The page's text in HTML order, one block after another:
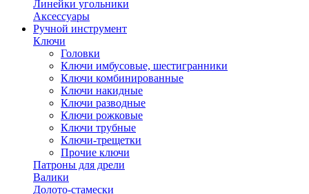
Линейки угольники
Аксессуары
Ручной инструмент
Ключи
Головки
Ключи имбусовые, шестигранники
Ключи комбинированные
Ключи накидные
Ключи разводные
Ключи рожковые
Ключи трубные
Ключи-трещетки
Прочие ключи
Патроны для дрели
Валики
Долото-стамески